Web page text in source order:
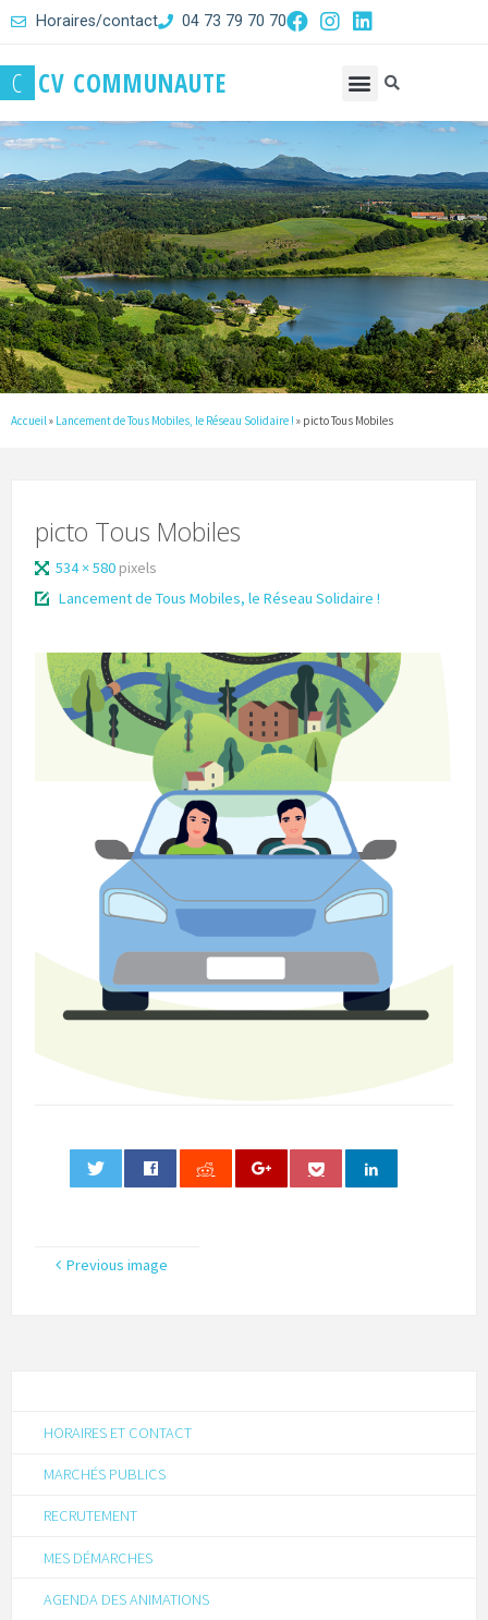
Horaires/contact 04 73 79 70 70
C CV COMMUNAUTE
Accueil » Lancement de Tous Mobiles, le Réseau Solidaire ! » picto Tous Mobiles
picto Tous Mobiles
534 × 580 pixels
Lancement de Tous Mobiles, le Réseau Solidaire !
Previous image
HORAIRES ET CONTACT
MARCHÉS PUBLICS
RECRUTEMENT
MES DÉMARCHES
AGENDA DES ANIMATIONS